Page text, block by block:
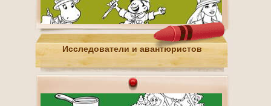
Исследователи и авантюристов